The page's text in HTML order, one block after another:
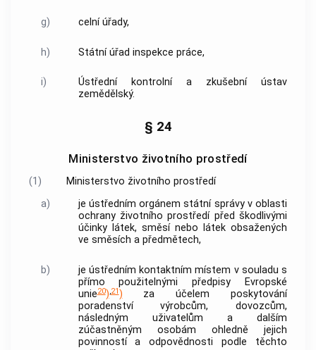
g) celní úřady,
h) Státní úřad inspekce práce,
i)
Ústřední kontrolní a zkušební ústav
zemědělský.
§ 24
Ministerstvo životního prostředí
(1)
Ministerstvo životního prostředí
a)
je ústředním orgánem státní správy v oblasti
ochrany životního prostředí před škodlivými
účinky látek, směsí nebo látek obsažených
ve směsích a předmětech,
b)
je ústředním kontaktním místem v souladu s
přímo použitelnými předpisy Evropské
unie20) 21) za účelem poskytování
poradenství výrobcům, dovozcům,
následným uživatelům a dalším
zúčastněným osobám ohledně jejich
povinností a odpovědnosti podle těchto